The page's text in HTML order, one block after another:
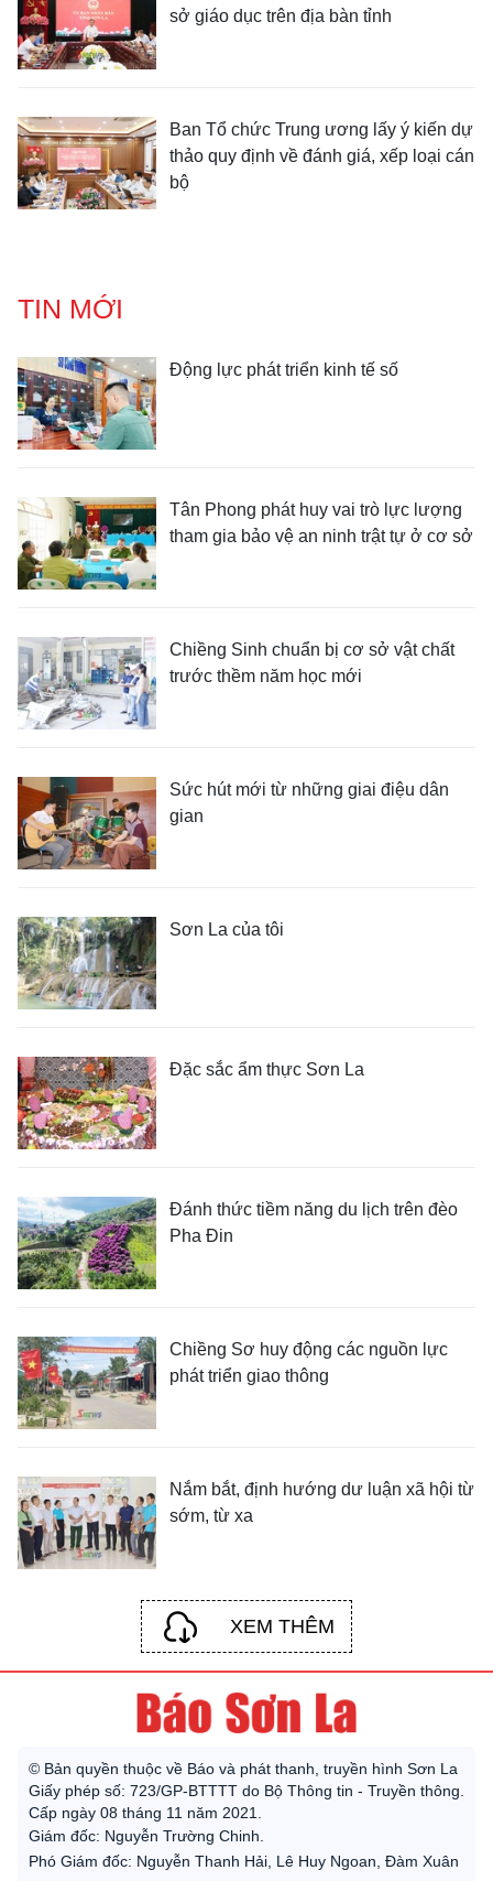
sở giáo dục trên địa bàn tỉnh
Ban Tổ chức Trung ương lấy ý kiến dự
thảo quy định về đánh giá, xếp loại cán
bộ
TIN MỚI
Động lực phát triển kinh tế số
Tân Phong phát huy vai trò lực lượng
tham gia bảo vệ an ninh trật tự ở cơ sở
Chiềng Sinh chuẩn bị cơ sở vật chất
trước thềm năm học mới
Sức hút mới từ những giai điệu dân
gian
Sơn La của tôi
Đặc sắc ẩm thực Sơn La
Đánh thức tiềm năng du lịch trên đèo
Pha Đin
Chiềng Sơ huy động các nguồn lực
phát triển giao thông
Nắm bắt, định hướng dư luận xã hội từ
sớm, từ xa
XEM THÊM
© Bản quyền thuộc về Báo và phát thanh, truyền hình Sơn La
Giấy phép số: 723/GP-BTTTT do Bộ Thông tin - Truyền thông.
Cấp ngày 08 tháng 11 năm 2021.
Giám đốc: Nguyễn Trường Chinh.
Phó Giám đốc: Nguyễn Thanh Hải, Lê Huy Ngoan, Đàm Xuân